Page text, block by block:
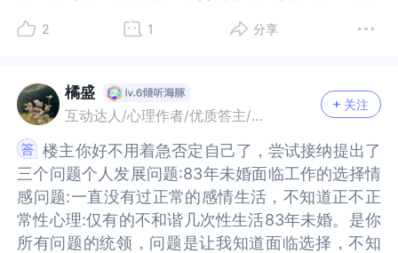
用的都是整合式咨询。也就是说有主要的咨询流
楼主可以选择自己想要的咨询师流派。其次，可以
让你的心理医生推荐心理咨询师。
是整合式咨询。也就是说有主要的咨询流派，在咨
选择自己想要的咨询师流派。其次，可以让你的心
理医生推荐心理咨询师。
2 1 分享
橘盛
互动达人/心理作者/优质答主/故事达人
关注
楼主你好不用着急否定自己了，尝试接纳提出了
三个问题个人发展问题:83年未婚面临工作的选择情
感问题:一直没有过正常的感情生活，不知道正不正
常性心理:仅有的不和谐几次性生活83年未婚。是你
所有问题的统领，问题是让我知道面临选择，不知
楼主你好不用着急否定自己了，尝试接纳提出了
三个问题个人发展问题:83年未婚面临工作的选择情
感问题:一直没有过正常的感情生活，不知道正不正
常性心理:仅有的不和谐几次性生活83年未婚。是你
所有问题的统领，问题是让我知道面临选择，不知